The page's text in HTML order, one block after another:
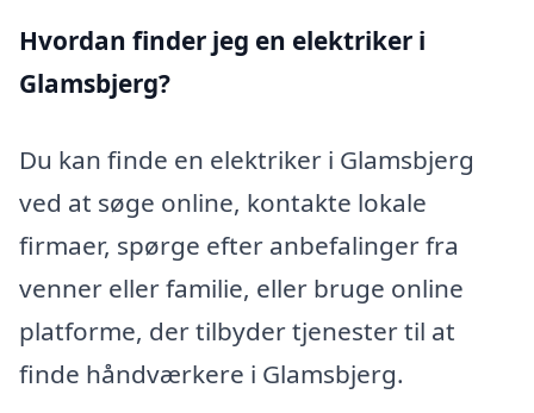
Hvordan finder jeg en elektriker i
Glamsbjerg?
Du kan finde en elektriker i Glamsbjerg
ved at søge online, kontakte lokale
firmaer, spørge efter anbefalinger fra
venner eller familie, eller bruge online
platforme, der tilbyder tjenester til at
finde håndværkere i Glamsbjerg.